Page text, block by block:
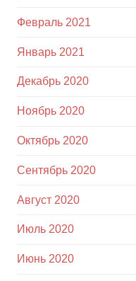
Февраль 2021
Январь 2021
Декабрь 2020
Ноябрь 2020
Октябрь 2020
Сентябрь 2020
Август 2020
Июль 2020
Июнь 2020